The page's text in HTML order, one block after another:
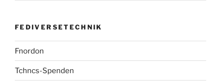
FEDIVERSETECHNIK
Fnordon
Tchncs-Spenden